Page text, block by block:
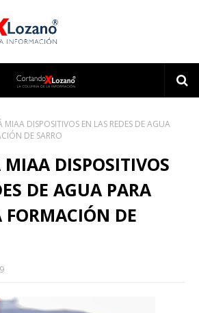
MIAA DISPOSITIVOS EN LAS REDES DE AGUA
DE SARRO
DISPOSITIVOS
DE AGUA PARA
FORMACIÓN DE